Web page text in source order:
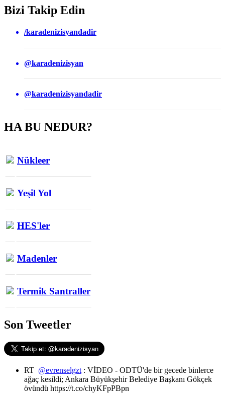
Bizi Takip Edin
/karadenizisyandadir
@karadenizisyan
@karadenizisyandadir
HA BU NEDUR?
Nükleer
Yeşil Yol
HES'ler
Madenler
Termik Santraller
Son Tweetler
RT @evrenselgzt : VİDEO - ODTÜ'de bir gecede binlerce
ağaç kesildi; Ankara Büyükşehir Belediye Başkanı Gökçek
övündü https://t.co/chyKFpPBpn